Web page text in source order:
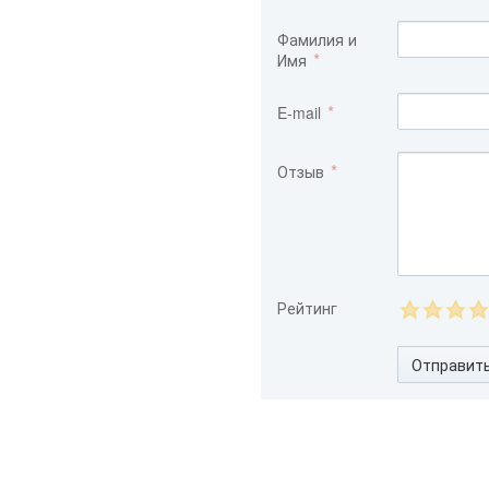
Фамилия и
Имя
E-mail
Отзыв
Рейтинг